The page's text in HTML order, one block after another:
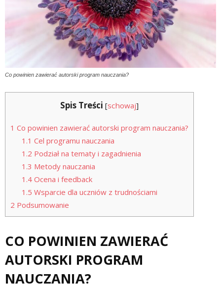
Co powinien zawierać autorski program nauczania?
Spis Treści [schowaj]
1 Co powinien zawierać autorski program nauczania?
1.1 Cel programu nauczania
1.2 Podział na tematy i zagadnienia
1.3 Metody nauczania
1.4Ocena i feedback
1.5 Wsparcie dla uczniów z trudnościami
2 Podsumowanie
CO POWINIEN ZAWIERAĆ
AUTORSKI PROGRAM
NAUCZANIA?